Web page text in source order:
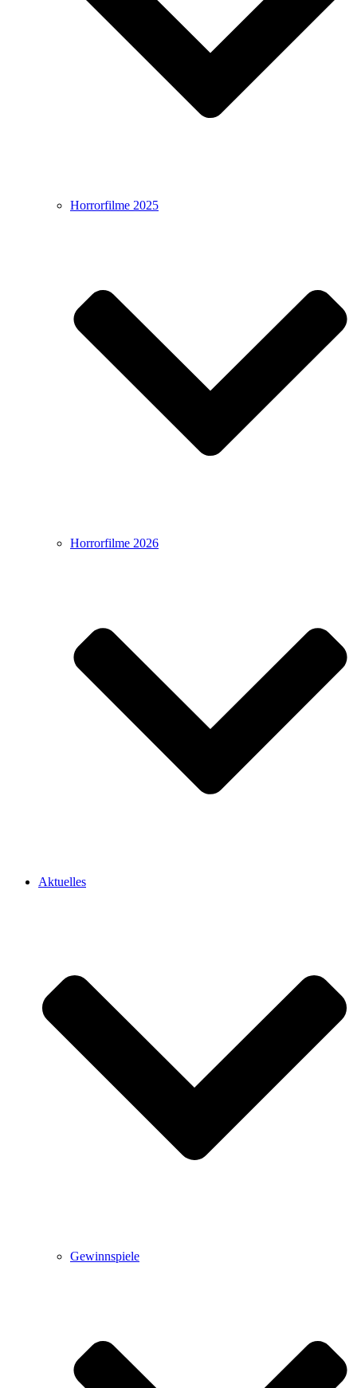
Horrorfilme 2025
Horrorfilme 2026
Aktuelles
Gewinnspiele